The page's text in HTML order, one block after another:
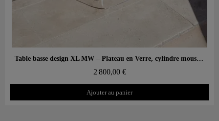
Aperçu rapide Table basse design XL MW – Plateau en Verre, cylindre mousse alvéolaire
2 800,00 €
Ajouter au panier